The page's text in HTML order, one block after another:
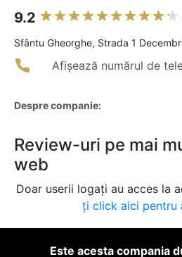
9.2
Sfântu Gheorghe, Strada 1
Afișează numărul de
Despre companie:
Review-uri pe mai
web
Doar userii logați au acces la
ți click aici pentru
Este acesta compania